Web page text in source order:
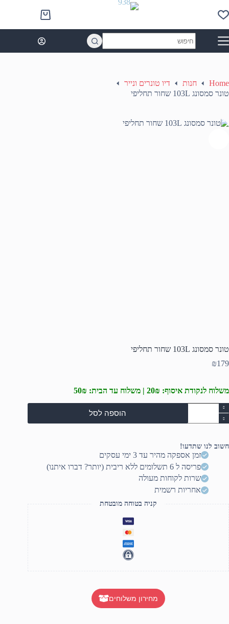
to
content
Shopping
cart
results
Home חנות
דיו טונרים ונייר
טונר סמסונג 103L שחור תחליפי
טונר סמסונג 103L שחור תחליפי
₪179
משלוח לנקודת איסוף: 20₪ | משלוח עד הבית: 50₪
כמות
של
טונר
שחור
הוספה לסל
חשוב לנו שתדעו!
זמן אספקה מהיר עד 3 ימי עסקים
פריסה ל 6 תשלומים ללא ריבית (יותר? דברו איתנו)
שרות לקוחות מעולה
אחריות רשמית
קניה בטוחה מובטחת
מחירון משלוחים